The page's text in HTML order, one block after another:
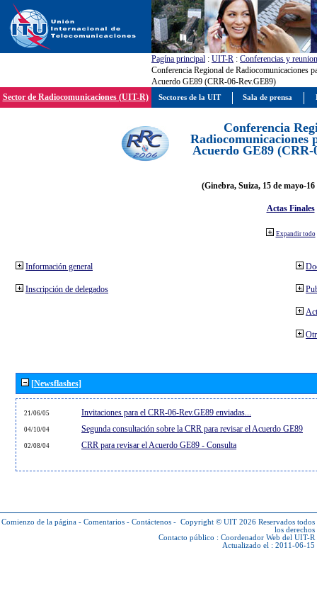
Pagína principal : UIT-R : Conferencias y
Conferencia Regional de Radiocomunicaciones
Acuerdo GE89 (CRR-06-Rev.GE89)
Sector de Radiocomunicaciones (UIT-R)
Conferencia
Radiocomunicaciones
Acuerdo GE89 (CRR-
(Ginebra, Suiza, 15 de mayo-
Actas Finales
Expandir todo
Información general
Inscripción de delegados
[Newsflashes]
21/06/05 Invitaciones para el CRR-06-Rev.GE89 enviadas...
04/10/04 Segunda consultación sobre la CRR para revisar el Acuerdo GE89
02/08/04 CRR para revisar el Acuerdo GE89 - Consulta
Comienzo de la página - Comentarios - Contáctenos - Copyright © UIT 2026 Reservados todos
los derechos
Contacto público : Coordenador Web del UIT-R
Actualizado el : 2011-06-15
Sectores de la UIT Sala de prensa